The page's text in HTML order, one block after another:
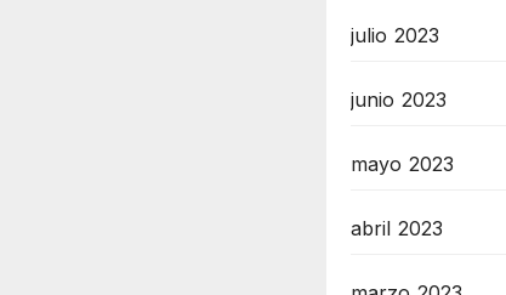
julio 2023
junio 2023
mayo 2023
abril 2023